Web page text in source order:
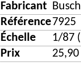
Fabricant Busch
Référence7925
Échelle
1/87
Prix
25,90